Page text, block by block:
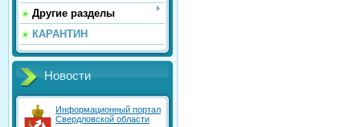
Другие разделы
КАРАНТИН
Новости
Информационный портал
Свердловской области